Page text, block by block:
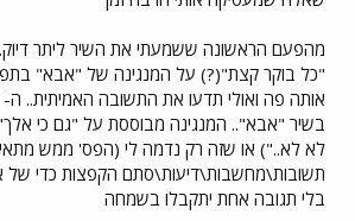
מהפעם הראשונה ששמעתי את השיר ליתר
"כל בוקר קצת"(?) על המנגינה של "אבא"
אותה פה ואולי תדעו את התשובה האמיתית.. ה-
בשיר "אבא".. המנגינה מבוססת על "גם כי
לא לא..") או שזה רק נדמה לי (הפס' ממש
תשובות\מחשבות\דיעות\סתם הקפצות כדי של
בלי תגובה אחת יתקבלו בשמחה